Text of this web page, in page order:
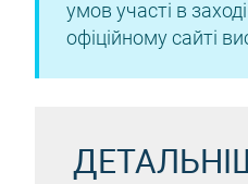
умов участі в
офіційному сайті